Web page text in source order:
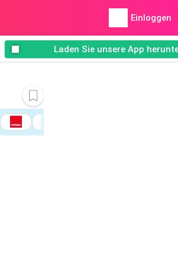
Einloggen
Laden Sie unsere App